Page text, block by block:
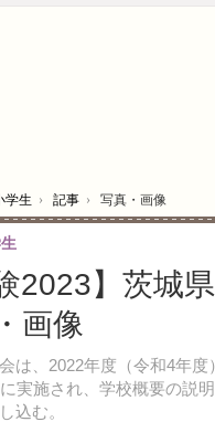
学生 › 記事 › 写真・画像
2023】茨城
画像
は、2022年度（令和4年度
実施され、学校概要の説
込む。